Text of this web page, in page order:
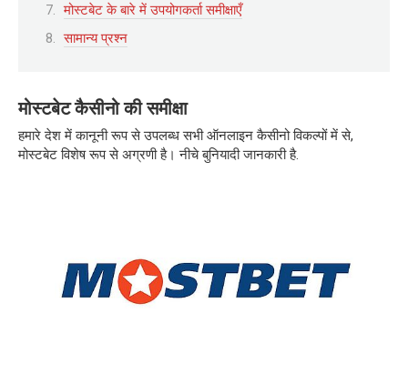
मोस्टबेट के बारे में उपयोगकर्ता समीक्षाएँ
सामान्य प्रश्न
मोस्टबेट कैसीनो की समीक्षा
हमारे देश में कानूनी रूप से उपलब्ध सभी ऑनलाइन कैसीनो विकल्पों में से,
मोस्टबेट विशेष रूप से अग्रणी है। नीचे बुनियादी जानकारी है.